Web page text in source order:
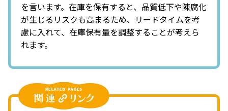
を言います。在庫を保有すると、品質低下や陳腐化
が生じるリスクも高まるため、リードタイムを考
慮に入れて、在庫保有量を調整することが考えら
れます。